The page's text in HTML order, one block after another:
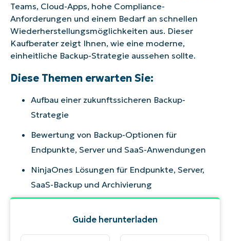
Teams, Cloud-Apps, hohe Compliance-
Anforderungen und einem Bedarf an schnellen
Wiederherstellungsmöglichkeiten aus. Dieser
Kaufberater zeigt Ihnen, wie eine moderne,
einheitliche Backup-Strategie aussehen sollte.
Diese Themen erwarten Sie:
Aufbau einer zukunftssicheren Backup-
Strategie
Bewertung von Backup-Optionen für
Endpunkte, Server und SaaS-Anwendungen
NinjaOnes Lösungen für Endpunkte, Server,
SaaS-Backup und Archivierung
Guide herunterladen